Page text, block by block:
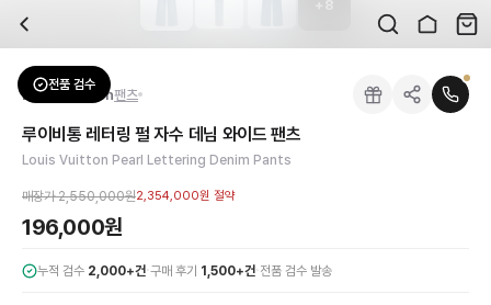
배송은 얼마나 걸리나요?
검수는 어떻게 진행되나요? 검수 사진을 받을 수 있나요?
전문 스태프가 실물 상품을 직접 확인한 후 검수 사진을 제공합니다. 가죽 재질,
교환이나 반품이 가능한가요?
수령 후 7일 이내 신청하시면 상품 하자, 사이즈 불일치, 고객 변심 모두 교환·반
쿠폰과 적립금을 함께 사용할 수 있나요?
네, 쿠폰과 적립금을 결제 시 함께 사용하실 수 있습니다. 적립금은 1,000원 이상
사이즈는 어떻게 선택하나요?
상품 상세의 사이즈 정보를 참고해 선택하시고, 사이즈 선택이 어려우시면 카카오
브랜드:
성별:여성
색상:스카이블루
가격:196,000원
루이비통의 독창적인 감각이 돋보이는 레터링 펄 자수 데님 와이드 팬츠를 만나
루이비통 레터링 펄 자수 데님 와이드 팬츠
8
전품 검수
Louis Vuitton팬츠
루이비통 레터링 펄 자수 데님 와이드 팬츠
Louis Vuitton Pearl Lettering Denim Pants
매장가2,550,000원2,354,000원 절약
196,000원
누적 검수 2,000+건·구매 후기 1,500+건· 전품 검수 발송